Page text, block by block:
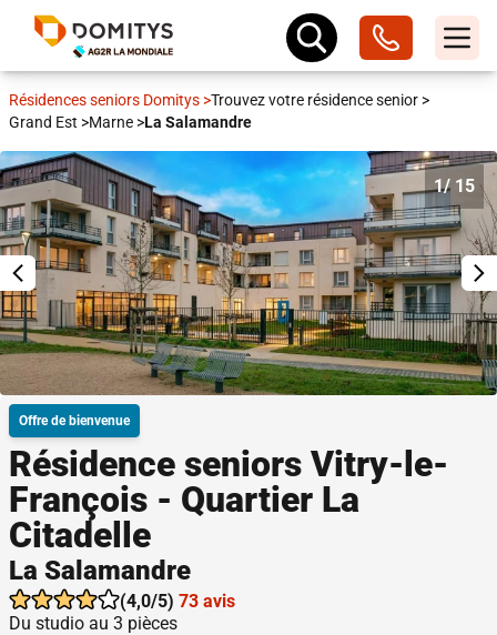
Résidences seniors Domitys >Trouvez votre résidence senior >
Grand Est >Marne >La Salamandre
1/ 15
Offre de bienvenue
Résidence seniors Vitry-le-
François - Quartier La
Citadelle
La Salamandre
(4,0/5) 73 avis
Du studio au 3 pièces